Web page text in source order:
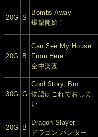
20G S
Bombs Away
爆撃開始！
20G B
Can See My House
From Here
空中楽園
30G G
Cool Story, Bro
物語はこれでおしま
い
20G B
Dragon Slayer
ドラゴン ハンター